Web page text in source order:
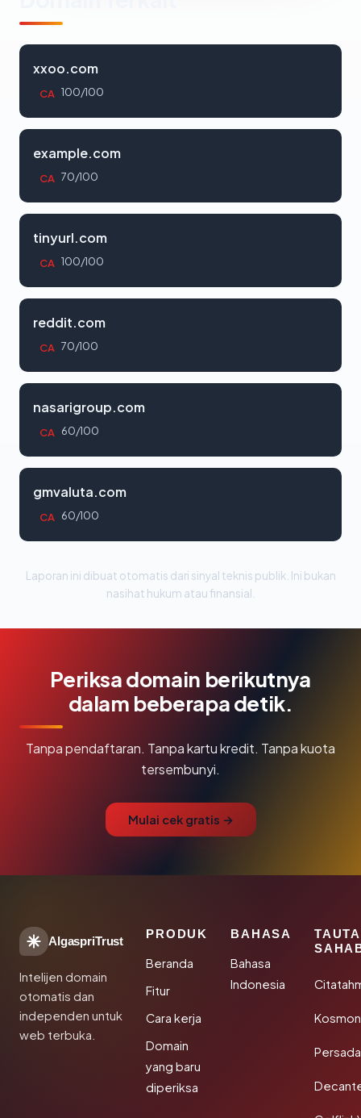
xxoo.com
CA 100/100
example.com
CA 70/100
tinyurl.com
CA 100/100
reddit.com
CA 70/100
nasarigroup.com
CA 60/100
gmvaluta.com
CA 60/100
Laporan ini dibuat otomatis dari sinyal teknis publik. Ini bukan
nasihat hukum atau finansial.
Periksa domain berikutnya
dalam beberapa detik.
Tanpa pendaftaran. Tanpa kartu kredit. Tanpa kuota
tersembunyi.
Mulai cek gratis →
AlgaspriTrust
Intelijen domain
otomatis dan
independen untuk
web terbuka.
PRODUK
Beranda
Fitur
Cara kerja
Domain
yang baru
diperiksa
BAHASA
Bahasa
Indonesia